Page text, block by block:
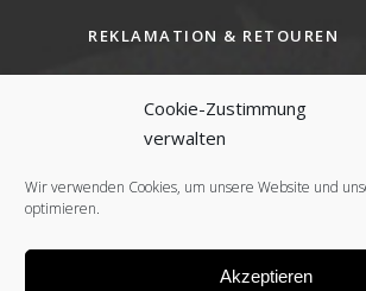
Cookie-Zustimmung
verwalten
Wir verwenden Cookies, um unsere Website und
optimieren.
Akzeptieren
REKLAMATION & RETOUREN
AGB (B2B)
COOKIE-RICHTLINIE (EU)